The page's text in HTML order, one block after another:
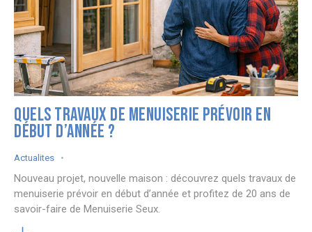
QUELS TRAVAUX DE MENUISERIE PRÉVOIR EN
DÉBUT D’ANNÉE ?
Actualites
Nouveau projet, nouvelle maison : découvrez quels travaux de
menuiserie prévoir en début d’année et profitez de 20 ans de
savoir-faire de Menuiserie Seux.